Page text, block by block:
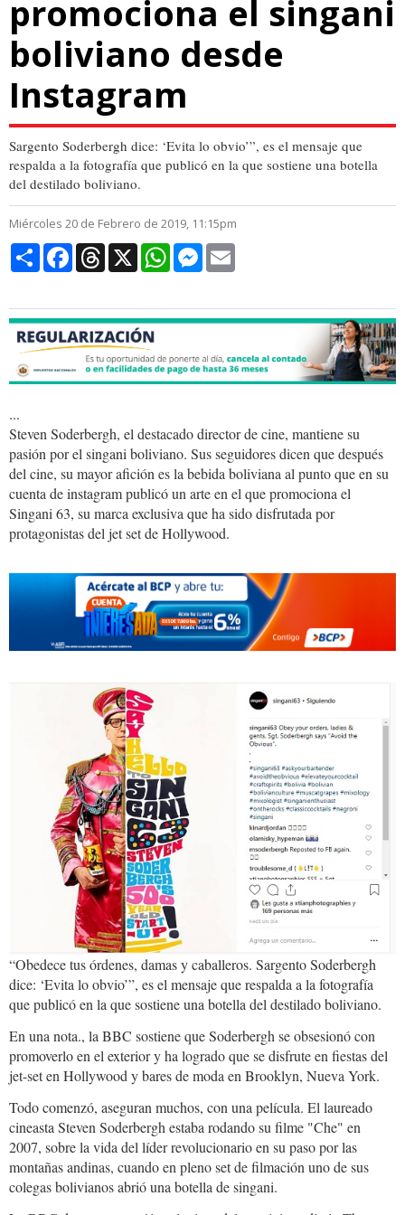
promociona el singani
boliviano desde
Instagram
Sargento Soderbergh dice: ‘Evita lo obvio’”, es el mensaje que
respalda a la fotografía que publicó en la que sostiene una botella
del destilado boliviano.
Miércoles 20 de Febrero de 2019, 11:15pm
CompartirFacebookThreads
X WhatsAppMessenger
...
Steven Soderbergh, el destacado director de cine, mantiene su
pasión por el singani boliviano. Sus seguidores dicen que después
del cine, su mayor afición es la bebida boliviana al punto que en su
cuenta de instagram publicó un arte en el que promociona el
Singani 63, su marca exclusiva que ha sido disfrutada por
protagonistas del jet set de Hollywood.
singani63.jpg
“Obedece tus órdenes, damas y caballeros. Sargento Soderbergh
dice: ‘Evita lo obvio’”, es el mensaje que respalda a la fotografía
que publicó en la que sostiene una botella del destilado boliviano.
En una nota., la BBC sostiene que Soderbergh se obsesionó con
promoverlo en el exterior y ha logrado que se disfrute en fiestas del
jet-set en Hollywood y bares de moda en Brooklyn, Nueva York.
Todo comenzó, aseguran muchos, con una película. El laureado
cineasta Steven Soderbergh estaba rodando su filme "Che" en
2007, sobre la vida del líder revolucionario en su paso por las
montañas andinas, cuando en pleno set de filmación uno de sus
colegas bolivianos abrió una botella de singani.